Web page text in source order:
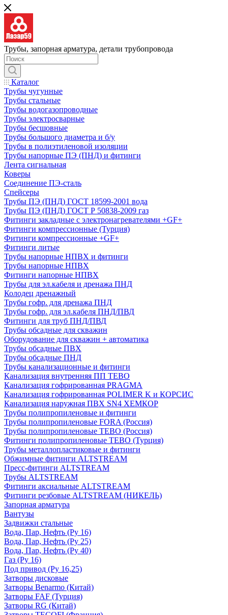
Трубы, запорная арматура, детали трубопровода
Каталог
Трубы чугунные
Трубы стальные
Трубы водогазопроводные
Трубы электросварные
Трубы бесшовные
Трубы большого диаметра и б/у
Трубы в полиэтиленовой изоляции
Трубы напорные ПЭ (ПНД) и фитинги
Лента сигнальная
Коверы
Соединение ПЭ-сталь
Спейсеры
Трубы ПЭ (ПНД) ГОСТ 18599-2001 вода
Трубы ПЭ (ПНД) ГОСТ Р 50838-2009 газ
Фитинги закладные с электронагревателями +GF+
Фитинги компрессионные (Турция)
Фитинги компрессионные +GF+
Фитинги литые
Трубы напорные НПВХ и фитинги
Трубы напорные НПВХ
Фитинги напорные НПВХ
Трубы для эл.кабеля и дренажа ПНД
Колодец дренажный
Трубы гофр. для дренажа ПНД
Трубы гофр. для эл.кабеля ПНД/ПВД
Фитинги для труб ПНД/ПВД
Трубы обсадные для скважин
Оборудование для скважин + автоматика
Трубы обсадные ПВХ
Трубы обсадные ПНД
Трубы канализационные и фитинги
Канализация внутренняя ПП TEBO
Канализация гофрированная PRAGMA
Канализация гофрированная POLIMER K и КОРСИС
Канализация наружная ПВХ SN4 ХЕМКОР
Трубы полипропиленовые и фитинги
Трубы полипропиленовые FORA (Россия)
Трубы полипропиленовые TEBO (Россия)
Фитинги полипропиленовые TEBO (Турция)
Трубы металлопластиковые и фитинги
Обжимные фитинги ALTSTREAM
Пресс-фитинги ALTSTREAM
Трубы ALTSTREAM
Фитинги аксиальные ALTSTREAM
Фитинги резбовые ALTSTREAM (НИКЕЛЬ)
Запорная арматура
Вантузы
Задвижки стальные
Вода, Пар, Нефть (Ру 16)
Вода, Пар, Нефть (Ру 25)
Вода, Пар, Нефть (Ру 40)
Газ (Ру 16)
Под привод (Ру 16,25)
Затворы дисковые
Затворы Benarmo (Китай)
Затворы FAF (Турция)
Затворы RG (Китай)